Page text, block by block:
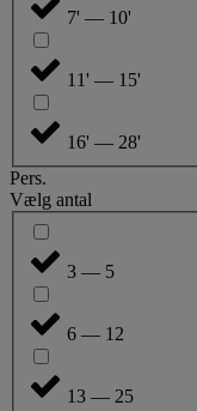
7' — 10'
11' — 15'
16' — 28'
Pers.
Vælg antal
3 — 5
6 — 12
13 — 25